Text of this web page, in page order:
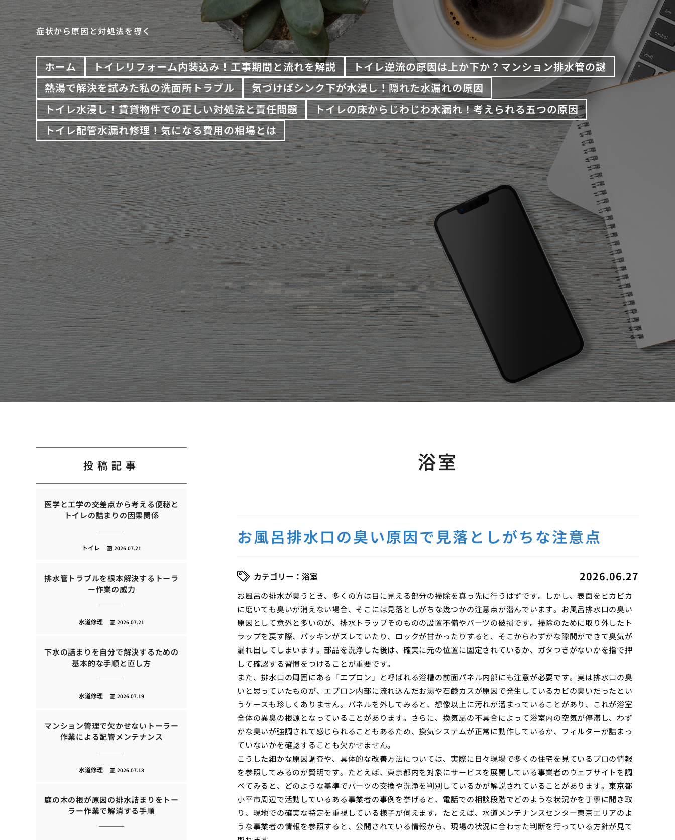
症状から原因と対処法を導く
ホーム トイレリフォーム内装込み！工事期間と流れを解説
トイレ逆流の原因は上か下か？マンション排水管の謎
熱湯で解決を試みた私の洗面所トラブル
気づけばシンク下が水浸し！隠れた水漏れの原因
トイレ水浸し！賃貸物件での正しい対処法と責任問題
トイレの床からじわじわ水漏れ！考えられる五つの原因
トイレ配管水漏れ修理！気になる費用の相場とは
浴室
お風呂排水口の臭い原因で見落としがちな注意点
2026.06.27
浴室
お風呂の排水が臭うとき、多くの方は目に見える部分の掃除を真っ先に行うはずです。しかし、表面をピカピカ
に磨いても臭いが消えない場合、そこには見落としがちな幾つかの注意点が潜んでいます。お風呂排水口の臭い
原因として意外と多いのが、排水トラップそのものの設置不備やパーツの破損です。掃除のために取り外したト
ラップを戻す際、パッキンがズレていたり、ロックが甘かったりすると、そこからわずかな隙間ができて臭気が
漏れ出してしまいます。部品を洗浄した後は、確実に元の位置に固定されているか、ガタつきがないかを指で押
して確認する習慣をつけることが重要です。
また、排水口の周囲にある「エプロン」と呼ばれる浴槽の前面パネル内部にも注意が必要です。実は排水口の臭
いと思っていたものが、エプロン内部に流れ込んだお湯や石鹸カスが原因で発生しているカビの臭いだったとい
うケースも珍しくありません。パネルを外してみると、想像以上に汚れが溜まっていることがあり、これが浴室
全体の異臭の根源となっていることがあります。さらに、換気扇の不具合によって浴室内の空気が停滞し、わず
かな臭いが強調されて感じられることもあるため、換気システムが正常に動作しているか、フィルターが詰まっ
ていないかを確認することも欠かせません。
こうした細かな原因調査や、具体的な改善方法については、実際に日々現場で多くの住宅を見ているプロの情報
を参照してみるのが賢明です。たとえば、東京都内を対象にサービスを展開している事業者のウェブサイトを調
べてみると、どのような基準でパーツの交換や洗浄を判別しているかが解説されていることがあります。東京都
小平市周辺で活動しているある事業者の事例を挙げると、電話での相談段階でどのような状況かを丁寧に聞き取
り、現地での確実な特定を重視している様子が伺えます。たとえば、水道メンテナンスセンター東京エリアのよ
うな事業者の情報を参照すると、公開されている情報から、現場の状況に合わせた判断を行っている方針が見て
投稿記事
医学と工学の交差点から考える便秘と
トイレの詰まりの因果関係
2026.07.21
トイレ
排水管トラブルを根本解決するトーラ
ー作業の威力
2026.07.21
水道修理
下水の詰まりを自分で解決するための
基本的な手順と直し方
2026.07.19
水道修理
マンション管理で欠かせないトーラー
作業による配管メンテナンス
2026.07.18
水道修理
庭の木の根が原因の排水詰まりをトー
ラー作業で解消する手順